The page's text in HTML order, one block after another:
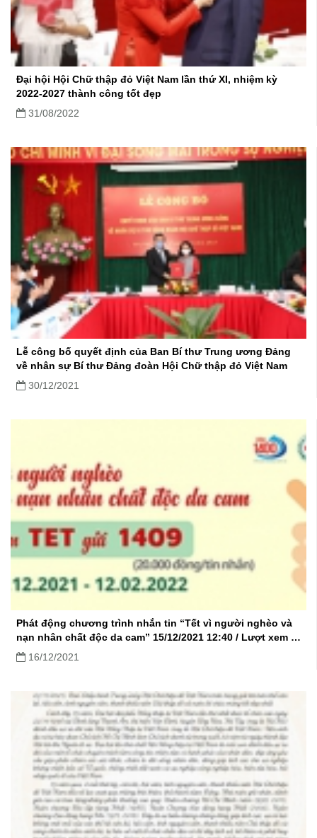
Đại hội Hội Chữ thập đỏ Việt Nam lần thứ XI, nhiệm kỳ
2022-2027 thành công tốt đẹp
31/08/2022
Lễ công bố quyết định của Ban Bí thư Trung ương Đảng
về nhân sự Bí thư Đảng đoàn Hội Chữ thập đỏ Việt Nam
30/12/2021
Phát động chương trình nhắn tin “Tết vì người nghèo và
nạn nhân chất độc da cam” 15/12/2021 12:40 / Lượt xem :
25 Từ ngày 15/12/2021 đến hết ngày 12/02/2022, những
tấm lòng hảo tâm trên cả nước hãy cùng nhắn tin ủng hộ
16/12/2021